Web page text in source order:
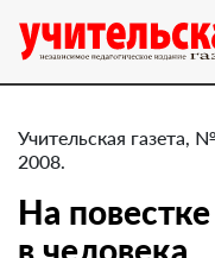
Учительская газета,
2008.
На
в человека